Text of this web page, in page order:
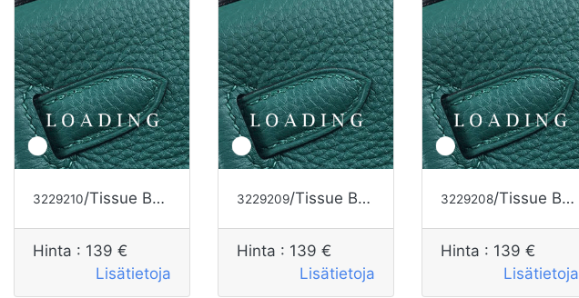
3229210/Tissue Box alkaen HERMES
Hinta : 139 €
Lisätietoja
3229209/Tissue Box alkaen HERMES
Hinta : 139 €
Lisätietoja
3229208/Tissue Box alkaen HERMES
Hinta : 139 €
Lisätietoja